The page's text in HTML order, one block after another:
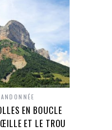
EN BOUCLE
ET LE TROU